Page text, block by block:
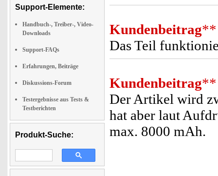
Support-Elemente:
Handbuch-, Treiber-, Video-
Downloads
Support-FAQs
Erfahrungen, Beiträge
Diskussions-Forum
Testergebnisse aus Tests &
Testberichten
Produkt-Suche:
Kundenbeitrag**
Das Teil
Kundenbeitrag**
Der Artikel wird
hat aber laut
max. 8000 mAh.